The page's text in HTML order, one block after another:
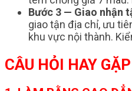
Bước 3 — Giao nhận
giao tận địa chỉ, ưu
khu vực nội thành.
CÂU HỎI HAY GẶP